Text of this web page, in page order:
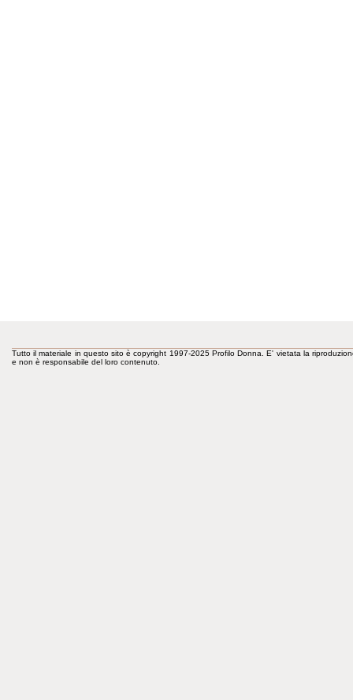
Tutto il materiale in questo sito è copyright 1997-2025 Profilo Donna. E' vietata la
e non è responsabile del loro contenuto.